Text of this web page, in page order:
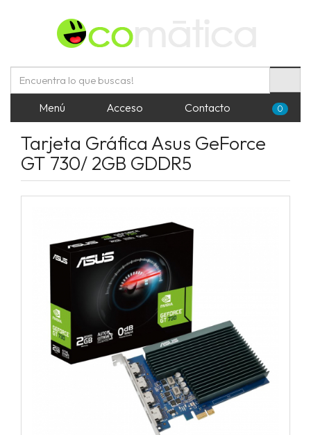
Menú Acceso Contacto 0
Tarjeta Gráfica Asus GeForce
GT 730/ 2GB GDDR5